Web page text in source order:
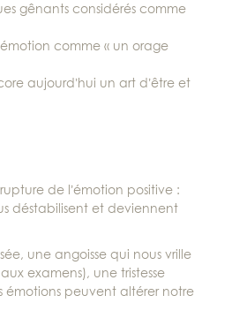
gênants considérés comme
comme « un orage
aujourd’hui un art d’être et
de l’émotion positive :
déstabilisent et deviennent
une angoisse qui nous vrille
examens), une tristesse
émotions peuvent altérer notre